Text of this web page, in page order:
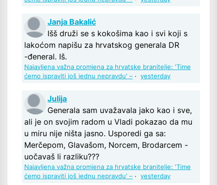
Janja Bakalić
Išš druži se s kokošima kao i svi koji s
lakoćom napišu za hrvatskog generala DR
-đeneral. Iš.
Najavljena važna promjena za hrvatske branitelje: 'Time
ćemo ispraviti još jednu nepravdu' – · yesterday
Julija
Generala sam uvažavala jako kao i sve,
ali je on svojim radom u Vladi pokazao da mu
u miru nije ništa jasno. Usporedi ga sa:
Merčepom, Glavašom, Norcem, Brodarcem -
uočavaš li razliku???
Najavljena važna promjena za hrvatske branitelje: 'Time
ćemo ispraviti još jednu nepravdu' – · yesterday